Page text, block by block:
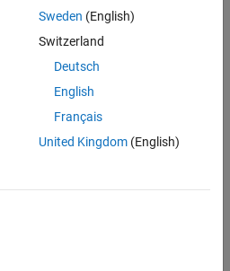
Sweden (English)
Switzerland
Deutsch
English
Français
United Kingdom(English)